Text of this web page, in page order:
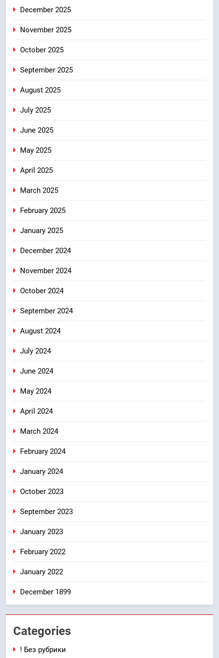
December 2025
November 2025
October 2025
September 2025
August 2025
July 2025
June 2025
May 2025
April 2025
March 2025
February 2025
January 2025
December 2024
November 2024
October 2024
September 2024
August 2024
July 2024
June 2024
May 2024
April 2024
March 2024
February 2024
January 2024
October 2023
September 2023
January 2023
February 2022
January 2022
December 1899
Categories
! Без рубрики